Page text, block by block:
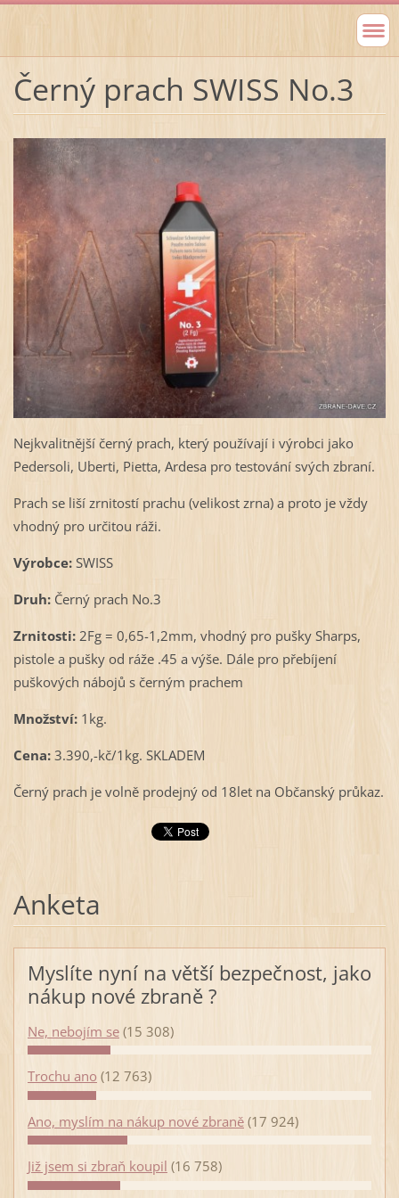
Černý prach SWISS No.3
Nejkvalitnější černý prach, který používají i výrobci jako
Pedersoli, Uberti, Pietta, Ardesa pro testování svých zbraní.
Prach se liší zrnitostí prachu (velikost zrna) a proto je vždy
vhodný pro určitou ráži.
Výrobce:SWISS
Druh:Černý prach No.3
Zrnitosti: 2Fg = 0,65-1,2mm, vhodný pro pušky Sharps,
pistole a pušky od ráže .45 a výše. Dále pro přebíjení
puškových nábojů s černým prachem
Množství: 1kg.
Cena:3.390,-kč/1kg. SKLADEM
Černý prach je volně prodejný od 18let na Občanský průkaz.
Anketa
Myslíte nyní na větší bezpečnost, jako
nákup nové zbraně ?
Ne, nebojím se (15 308)
Trochu ano (12 763)
Ano, myslím na nákup nové zbraně (17 924)
Již jsem si zbraň koupil (16 758)